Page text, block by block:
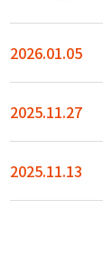
2026.01.05
2025.11.27
2025.11.13